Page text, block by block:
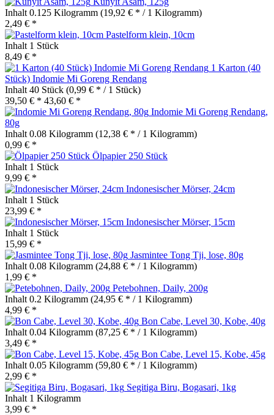
Inhalt 0.125 Kilogramm (19,92 € * / 1 Kilogramm)
2,49 € *
Pastelform klein, 10cm
Inhalt 1 Stück
8,49 € *
1 Karton (40
Stück) Indomie Mi Goreng Rendang
Inhalt 40 Stück (0,99 € * / 1 Stück)
39,50 € * 43,60 € *
Indomie Mi Goreng Rendang,
80g
Inhalt 0.08 Kilogramm (12,38 € * / 1 Kilogramm)
0,99 € *
Ölpapier 250 Stück
Inhalt 1 Stück
9,99 € *
Indonesischer Mörser, 24cm
Inhalt 1 Stück
23,99 € *
Indonesischer Mörser, 15cm
Inhalt 1 Stück
15,99 € *
Jasmintee Tong Tji, lose, 80g
Inhalt 0.08 Kilogramm (24,88 € * / 1 Kilogramm)
1,99 € *
Petebohnen, Daily, 200g
Inhalt 0.2 Kilogramm (24,95 € * / 1 Kilogramm)
4,99 € *
Bon Cabe, Level 30, Kobe, 40g
Inhalt 0.04 Kilogramm (87,25 € * / 1 Kilogramm)
3,49 € *
Bon Cabe, Level 15, Kobe, 45g
Inhalt 0.05 Kilogramm (59,80 € * / 1 Kilogramm)
2,99 € *
Segitiga Biru, Bogasari, 1kg
Inhalt 1 Kilogramm
3,99 € *